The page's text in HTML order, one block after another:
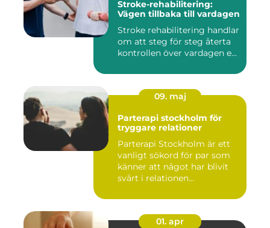
Stroke-rehabilitering:
Vägen tillbaka till vardagen
Stroke rehabilitering handlar
om att steg för steg återta
kontrollen över vardagen e...
09. maj
Parterapi stockholm för
tryggare relationer
Parterapi Stockholm är ett
vanligt sökord för par som
känner att något har blivit
svårt i relationen...
01. apr